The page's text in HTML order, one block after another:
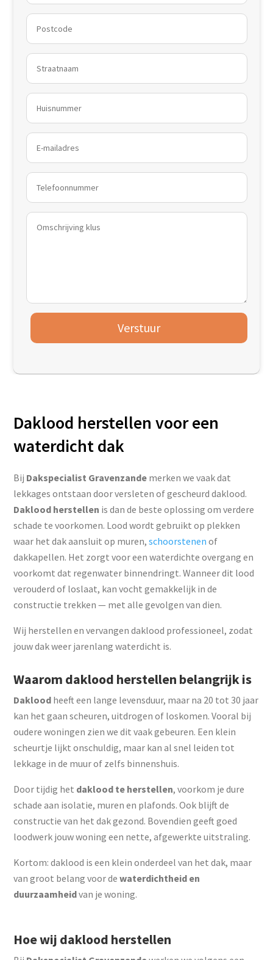
Verstuur
Daklood herstellen voor een
waterdicht dak
Bij Dakspecialist Gravenzande merken we vaak dat
lekkages ontstaan door versleten of gescheurd daklood.
Daklood herstellen is dan de beste oplossing om verdere
schade te voorkomen. Lood wordt gebruikt op plekken
waar het dak aansluit op muren,schoorstenen of
dakkapellen. Het zorgt voor een waterdichte overgang en
voorkomt dat regenwater binnendringt. Wanneer dit lood
verouderd of loslaat, kan vocht gemakkelijk in de
constructie trekken — met alle gevolgen van dien.
Wij herstellen en vervangen daklood professioneel, zodat
jouw dak weer jarenlang waterdicht is.
Waarom daklood herstellen belangrijk is
Daklood heeft een lange levensduur, maar na 20 tot 30 jaar
kan het gaan scheuren, uitdrogen of loskomen. Vooral bij
oudere woningen zien we dit vaak gebeuren. Een klein
scheurtje lijkt onschuldig, maar kan al snel leiden tot
lekkage in de muur of zelfs binnenshuis.
Door tijdig het daklood te herstellen, voorkom je dure
schade aan isolatie, muren en plafonds. Ook blijft de
constructie van het dak gezond. Bovendien geeft goed
loodwerk jouw woning een nette, afgewerkte uitstraling.
Kortom: daklood is een klein onderdeel van het dak, maar
van groot belang voor dewaterdichtheid en
duurzaamheidvan je woning.
Hoe wij daklood herstellen